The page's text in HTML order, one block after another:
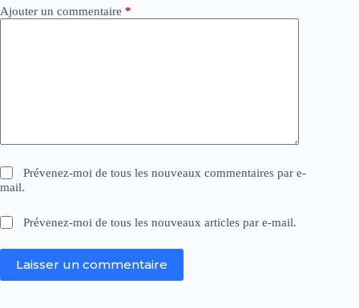
Ajouter un commentaire *
Prévenez-moi de tous les nouveaux commentaires par e-
mail.
Prévenez-moi de tous les nouveaux articles par e-mail.
Laisser un commentaire